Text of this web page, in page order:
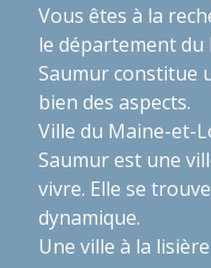
Vous êtes à la
le département du
Saumur constitue
bien des aspects.
Ville du Maine-et-
Saumur est une
vivre. Elle se
dynamique.
Une ville à la